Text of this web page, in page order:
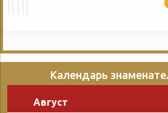
Календарь
Август